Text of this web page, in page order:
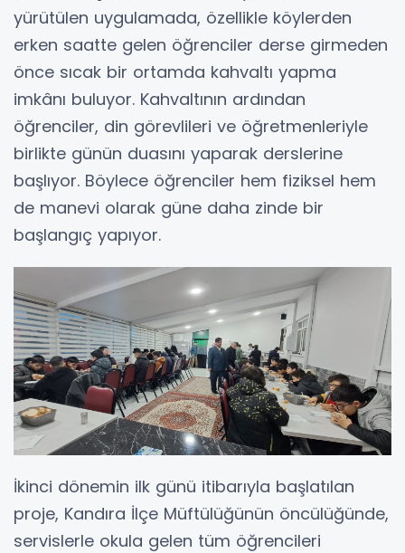
yürütülen uygulamada, özellikle köylerden
erken saatte gelen öğrenciler derse girmeden
önce sıcak bir ortamda kahvaltı yapma
imkânı buluyor. Kahvaltının ardından
öğrenciler, din görevlileri ve öğretmenleriyle
birlikte günün duasını yaparak derslerine
başlıyor. Böylece öğrenciler hem fiziksel hem
de manevi olarak güne daha zinde bir
başlangıç yapıyor.
İkinci dönemin ilk günü itibarıyla başlatılan
proje, Kandıra İlçe Müftülüğünün öncülüğünde,
servislerle okula gelen tüm öğrencileri